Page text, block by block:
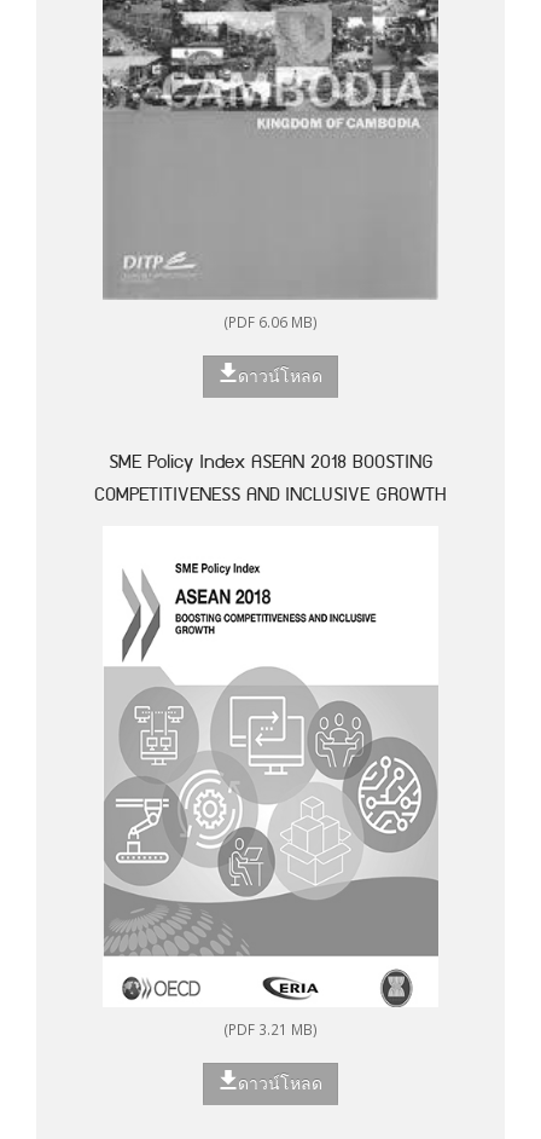
(PDF 6.06 MB)
ดาวน์โหลด
SME Policy Index ASEAN 2018 BOOSTING
COMPETITIVENESS AND INCLUSIVE GROWTH
(PDF 3.21 MB)
ดาวน์โหลด